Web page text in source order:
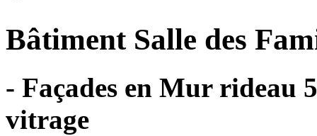
Bâtiment Salle des
- Façades en Mur rideau
vitrage